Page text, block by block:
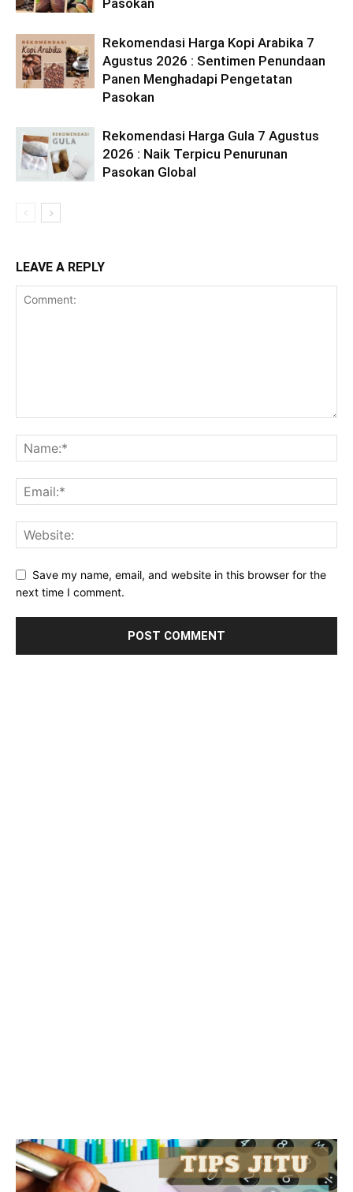
Pasokan
Rekomendasi Harga Kopi Arabika 7
Agustus 2026 : Sentimen Penundaan
Panen Menghadapi Pengetatan
Pasokan
Rekomendasi Harga Gula 7 Agustus
2026 : Naik Terpicu Penurunan
Pasokan Global
LEAVE A REPLY
Save my name, email, and website in this browser for the
next time I comment.